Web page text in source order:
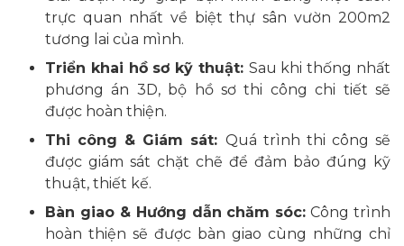
trực quan nhất về biệt thự sân vườn 200m2
tương lai của mình.
Triển khai hồ sơ kỹ thuật: Sau khi thống nhất
phương án 3D, bộ hồ sơ thi công chi tiết sẽ
được hoàn thiện.
Thi công & Giám sát: Quá trình thi công sẽ
được giám sát chặt chẽ để đảm bảo đúng kỹ
thuật, thiết kế.
Bàn giao & Hướng dẫn chăm sóc: Công trình
hoàn thiện sẽ được bàn giao cùng những chỉ